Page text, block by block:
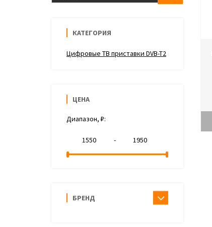
КАТЕГОРИЯ
Цифровые ТВ приставки DVB-T2
ЦЕНА
Диапазон, ₽:
-
БРЕНД